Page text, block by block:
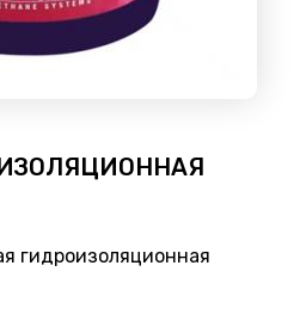
гидроизоляционная